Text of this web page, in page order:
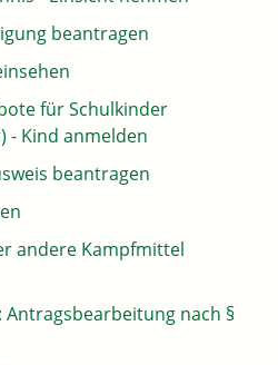
beantragen
für Schulkinder
- Kind anmelden
beantragen
andere Kampfmittel
nach §